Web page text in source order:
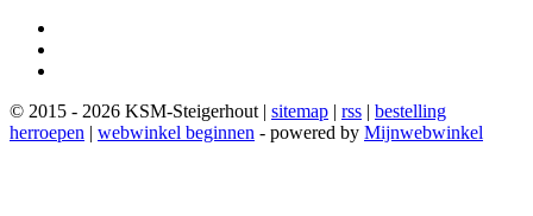
© 2015 - 2026 KSM-Steigerhout | sitemap | rss | bestelling
herroepen | webwinkel beginnen - powered by Mijnwebwinkel